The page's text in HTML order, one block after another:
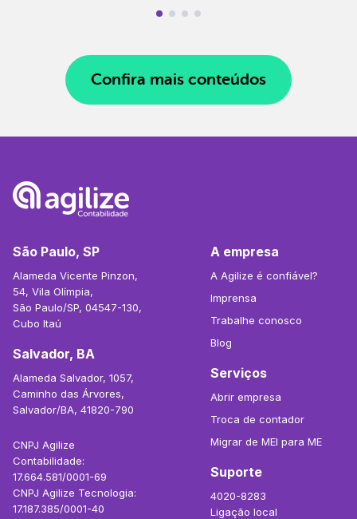
Confira mais conteúdos
São Paulo, SP
Alameda Vicente Pinzon,
54, Vila Olímpia,
São Paulo/SP, 04547-130,
Cubo Itaú
Salvador, BA
Alameda Salvador, 1057,
Caminho das Árvores,
Salvador/BA, 41820-790
CNPJ Agilize
Contabilidade:
17.664.581/0001-69
CNPJ Agilize Tecnologia:
17.187.385/0001-40
A empresa
A Agilize é confiável?
Imprensa
Trabalhe conosco
Blog
Serviços
Abrir empresa
Troca de contador
Migrar de MEI para ME
Suporte
4020-8283
Ligação local